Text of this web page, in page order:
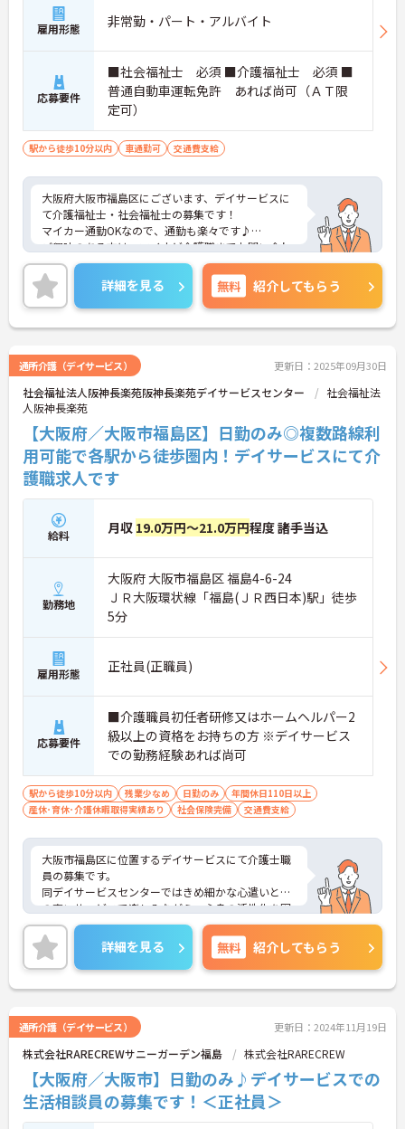
雇用形態 非常勤・パート・アルバイト
応募要件
■社会福祉士 必須 ■介護福祉士 必須 ■
普通自動車運転免許 あれば尚可（ＡＴ限
定可）
駅から徒歩10分以内 車通勤可 交通費支給
大阪府大阪市福島区にございます、デイサービスに
て介護福祉士・社会福祉士の募集です！
マイカー通勤OKなので、通勤も楽々です♪
ご興味のある方は、マイナビ介護職までお問い合わ
せください。
詳細を見る 無料 紹介してもらう
通所介護（デイサービス） 更新日：2025年09月30日
社会福祉法人阪神長楽苑阪神長楽苑デイサービスセンター
社会福祉法
人阪神長楽苑
【大阪府／大阪市福島区】日勤のみ◎複数路線利
用可能で各駅から徒歩圏内！デイサービスにて介
護職求人です
給料 月収 19.0万円～21.0万円程度 諸手当込
勤務地
大阪府 大阪市福島区 福島4-6-24
ＪＲ大阪環状線「福島(ＪＲ西日本)駅」徒歩
5分
雇用形態 正社員(正職員)
応募要件
■介護職員初任者研修又はホームヘルパー2
級以上の資格をお持ちの方 ※デイサービス
での勤務経験あれば尚可
駅から徒歩10分以内 残業少なめ 日勤のみ
年間休日110日以上
産休･育休･介護休暇取得実績あり
社会保険完備 交通費支給
大阪市福島区に位置するデイサービスにて介護士職
員の募集です。
同デイサービスセンターではきめ細かな心遣いと質
の高いサ－ビスで楽しみながら、心身の活性化を図
り、我が家のように寛げる“憩いの場”をお届けして
おります。
ご興味のある方には、面接対策ポイントなど、さら
に詳細をお話しいたしますので、お気軽にご相談く
ださい。
詳細を見る 無料 紹介してもらう
通所介護（デイサービス） 更新日：2024年11月19日
株式会社RARECREWサニーガーデン福島 株式会社RARECREW
【大阪府／大阪市】日勤のみ♪デイサービスでの
生活相談員の募集です！＜正社員＞